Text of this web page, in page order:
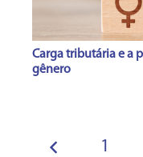
Carga tributária e a
gênero
1